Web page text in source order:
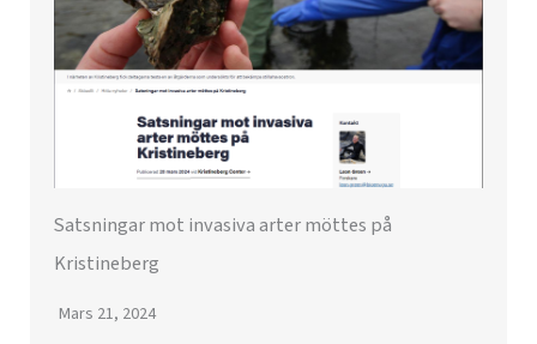
Satsningar mot invasiva arter möttes på
Kristineberg
Mars 21, 2024